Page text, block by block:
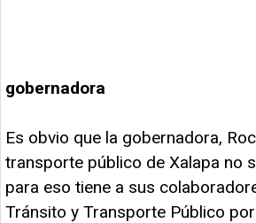
gobernadora
Es obvio que la gobernadora,
transporte público de Xalapa no
para eso tiene a sus
Tránsito y Transporte Público